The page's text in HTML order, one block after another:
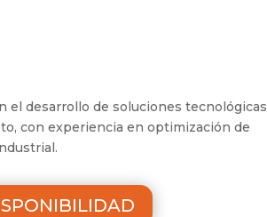
el desarrollo de soluciones tecnológicas
con experiencia en optimización de